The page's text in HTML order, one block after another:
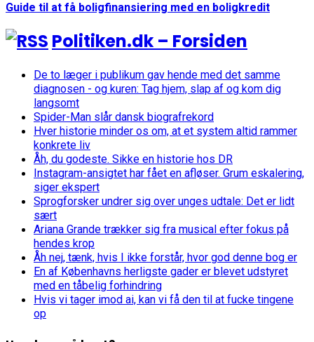
Guide til at få boligfinansiering med en boligkredit
Politiken.dk – Forsiden
De to læger i publikum gav hende med det samme
diagnosen - og kuren: Tag hjem, slap af og kom dig
langsomt
Spider-Man slår dansk biografrekord
Hver historie minder os om, at et system altid rammer
konkrete liv
Åh, du godeste. Sikke en historie hos DR
Instagram-ansigtet har fået en afløser. Grum eskalering,
siger ekspert
Sprogforsker undrer sig over unges udtale: Det er lidt
sært
Ariana Grande trækker sig fra musical efter fokus på
hendes krop
Åh nej, tænk, hvis I ikke forstår, hvor god denne bog er
En af Københavns herligste gader er blevet udstyret
med en tåbelig forhindring
Hvis vi tager imod ai, kan vi få den til at fucke tingene
op